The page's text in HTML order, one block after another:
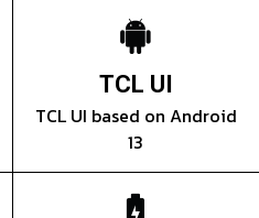
TCL UI
TCL UI based on Android
13